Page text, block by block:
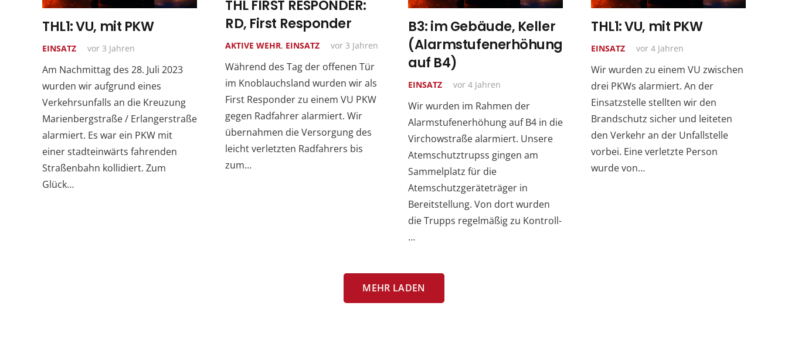
THL1: VU, mit PKW
EINSATZ vor 3 Jahren
Am Nachmittag des 28. Juli 2023
wurden wir aufgrund eines
Verkehrsunfalls an die Kreuzung
Marienbergstraße / Erlangerstraße
alarmiert. Es war ein PKW mit
einer stadteinwärts fahrenden
Straßenbahn kollidiert. Zum
Glück…
THL FIRST RESPONDER:
RD, First Responder
AKTIVE WEHR, EINSATZ vor 3 Jahren
Während des Tag der offenen Tür
im Knoblauchsland wurden wir als
First Responder zu einem VU PKW
gegen Radfahrer alarmiert. Wir
übernahmen die Versorgung des
leicht verletzten Radfahrers bis
zum…
B3: im Gebäude, Keller
(Alarmstufenerhöhung
auf B4)
EINSATZ vor 4 Jahren
Wir wurden im Rahmen der
Alarmstufenerhöhung auf B4 in die
Virchowstraße alarmiert. Unsere
Atemschutztrupss gingen am
Sammelplatz für die
Atemschutzgeräteträger in
Bereitstellung. Von dort wurden
die Trupps regelmäßig zu Kontroll-
…
THL1: VU, mit PKW
EINSATZ vor 4 Jahren
Wir wurden zu einem VU zwischen
drei PKWs alarmiert. An der
Einsatzstelle stellten wir den
Brandschutz sicher und leiteten
den Verkehr an der Unfallstelle
vorbei. Eine verletzte Person
wurde von…
MEHR LADEN
Letzte Einsätze